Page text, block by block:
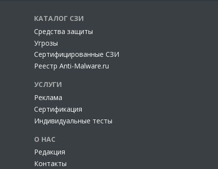
КАТАЛОГ СЗИ
Cредства защиты
Угрозы
Сертифицированные СЗИ
Реестр Anti-Malware.ru
УСЛУГИ
Реклама
Сертификация
Индивидуальные тесты
О НАС
Редакция
Контакты